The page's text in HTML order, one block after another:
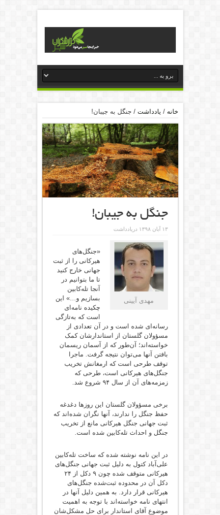
خانه / یادداشت / جنگل به جیبان!
جنگل به جیبان!
۱۳ آبان ۱۳۹۸ در یادداشت
مهدی آیینی
«جنگل‌های
هیرکانی را از ثبت
جهانی خارج کنید
تا ما بتوانیم در
آنجا تله‌کابین
بسازیم و…» این
چکیده نامه‌ای
است که به‌تازگی
رسانه‌ای شده است و در آن تعدادی از
مسؤولان گلستان از استاندارشان کمک
خواسته‌اند؛‌ آن‌طور که از آسمان ریسمان
بافتن آنها می‌توان نتیجه گرفت. ماجرا
توقف طرحی است که ارمغانش تخریب
جنگل‌های هیرکانی است، طرحی که
زمزمه‌های آن از سال ۹۴ شروع شد.
برخی مسؤولان گلستان این روزها دغدغه
حفظ جنگل را ندارند، آنها نگران شده‌اند که
ثبت جهانی جنگل هیرکانی مانع از تخریب
جنگل و احداث تله‌کابین شده است.
در این نامه نوشته شده که ساخت تله‌کابین
علی‌آباد کتول به دلیل ثبت جهانی جنگل‌های
هیرکانی متوقف شده چون ۹ دکل از ۲۴
دکل آن در محدوده ثبت‌شده جنگل‌های
هیرکانی قرار دارد. به همین دلیل آنها در
انتهای نامه خواسته‌اند با توجه به اهمیت
موضوع آقای استاندار برای حل مشکل‌شان